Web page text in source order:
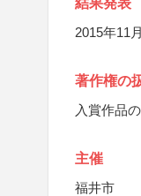
結果発表
2015年11
著作権の
入賞作品
主催
福井市